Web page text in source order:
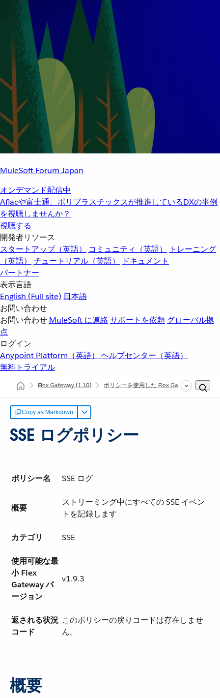
MuleSoft Forum Japan
オンデマンド配信中
Aflacや富士通、ポリプラスチックスが推進しているDXの事例
を視聴しませんか？
視聴する
開発者リソース
スタートアップ（英語）
コミュニティ（英語）
トレーニング
（英語）
チュートリアル（英語）
ドキュメント
パートナー
表示言語
English (Full site) 日本語
お問い合わせ
お問い合わせ MuleSoft に連絡サポートを依頼 グローバル拠
点
ログイン
Anypoint Platform（英語） ヘルプセンター（英語）
無料トライアル
Flex Gateway(1.10) ポリシーを使用した Flex Gateway API の保
Copy as Markdown
SSE ログポリシー
ポリシー名 SSE ログ
概要
ストリーミング中にすべての SSE イベン
トを記録します
カテゴリ SSE
使用可能な最
小 Flex
Gateway バ
ージョン
v1.9.3
返される状況
コード
このポリシーの戻りコードは存在しませ
ん。
概要